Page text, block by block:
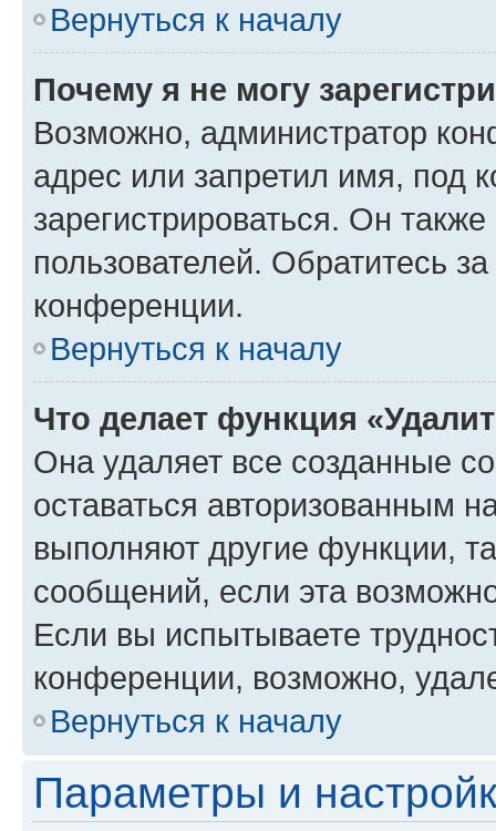
Вернуться к началу
Почему я не могу
Возможно, администратор
адрес или запретил имя, под
зарегистрироваться. Он
пользователей. Обратитесь
конференции.
Вернуться к началу
Что делает функция
Она удаляет все созданные
оставаться авторизованным
выполняют другие функции,
сообщений, если эта
Если вы испытываете
конференции, возможно,
Вернуться к началу
Параметры и